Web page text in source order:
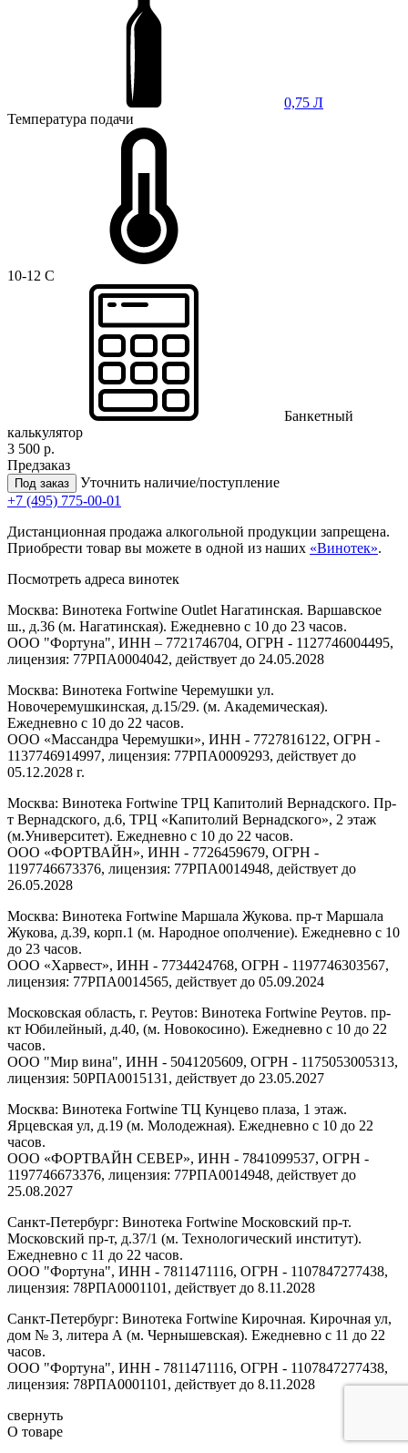
0,75 Л
Температура подачи
10-12 C
Банкетный
калькулятор
3 500 р.
Предзаказ
Под заказ
Уточнить наличие/поступление
+7 (495) 775-00-01
Дистанционная продажа алкогольной продукции запрещена.
Приобрести товар вы можете в одной из наших «Винотек».
Посмотреть адреса винотек
Москва: Винотека Fortwine Outlet Нагатинская. Варшавское
ш., д.36 (м. Нагатинская). Ежедневно с 10 до 23 часов.
ООО "Фортуна", ИНН – 7721746704, ОГРН - 1127746004495,
лицензия: 77РПА0004042, действует до 24.05.2028
Москва: Винотека Fortwine Черемушки ул.
Новочеремушкинская, д.15/29. (м. Академическая).
Ежедневно с 10 до 22 часов.
ООО «Массандра Черемушки», ИНН - 7727816122, ОГРН -
1137746914997, лицензия: 77РПА0009293, действует до
05.12.2028 г.
Москва: Винотека Fortwine ТРЦ Капитолий Вернадского. Пр-
т Вернадского, д.6, ТРЦ «Капитолий Вернадского», 2 этаж
(м.Университет). Ежедневно с 10 до 22 часов.
ООО «ФОРТВАЙН», ИНН - 7726459679, ОГРН -
1197746673376, лицензия: 77РПА0014948, действует до
26.05.2028
Москва: Винотека Fortwine Маршала Жукова. пр-т Маршала
Жукова, д.39, корп.1 (м. Народное ополчение). Ежедневно с 10
до 23 часов.
ООО «Харвест», ИНН - 7734424768, ОГРН - 1197746303567,
лицензия: 77РПА0014565, действует до 05.09.2024
Московская область, г. Реутов: Винотека Fortwine Реутов. пр-
кт Юбилейный, д.40, (м. Новокосино). Ежедневно с 10 до 22
часов.
ООО "Мир вина", ИНН - 5041205609, ОГРН - 1175053005313,
лицензия: 50РПА0015131, действует до 23.05.2027
Москва: Винотека Fortwine ТЦ Кунцево плаза, 1 этаж.
Ярцевская ул, д.19 (м. Молодежная). Ежедневно с 10 до 22
часов.
ООО «ФОРТВАЙН СЕВЕР», ИНН - 7841099537, ОГРН -
1197746673376, лицензия: 77РПА0014948, действует до
25.08.2027
Санкт-Петербург: Винотека Fortwine Московский пр-т.
Московский пр-т, д.37/1 (м. Технологический институт).
Ежедневно с 11 до 22 часов.
ООО "Фортуна", ИНН - 7811471116, ОГРН - 1107847277438,
лицензия: 78РПА0001101, действует до 8.11.2028
Санкт-Петербург: Винотека Fortwine Кирочная. Кирочная ул,
дом № 3, литера А (м. Чернышевская). Ежедневно с 11 до 22
часов.
ООО "Фортуна", ИНН - 7811471116, ОГРН - 1107847277438,
лицензия: 78РПА0001101, действует до 8.11.2028
свернуть
О товаре